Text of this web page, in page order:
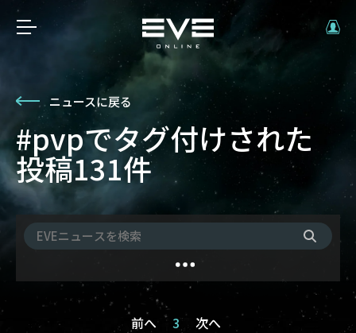
ニュースに戻る
#pvpでタグ付けされた
投稿131件
前へ 3 次へ